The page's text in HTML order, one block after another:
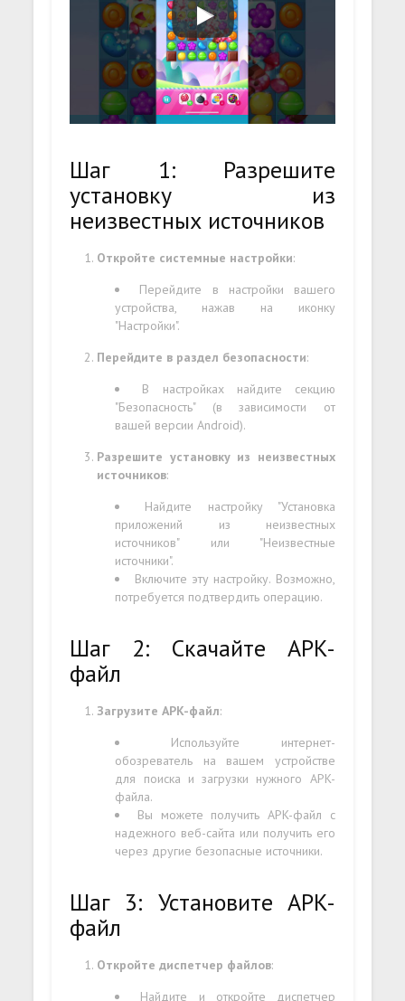
Шаг 1: Разрешите
установку из
неизвестных источников
Откройте системные настройки:
Перейдите в настройки вашего
устройства, нажав на иконку
"Настройки".
Перейдите в раздел безопасности:
В настройках найдите секцию
"Безопасность" (в зависимости от
вашей версии Android).
Разрешите установку из неизвестных
источников:
Найдите настройку "Установка
приложений из неизвестных
источников" или "Неизвестные
источники".
Включите эту настройку. Возможно,
потребуется подтвердить операцию.
Шаг 2: Скачайте APK-
файл
Загрузите APK-файл:
Используйте интернет-
обозреватель на вашем устройстве
для поиска и загрузки нужного APK-
файла.
Вы можете получить APK-файл с
надежного веб-сайта или получить его
через другие безопасные источники.
Шаг 3: Установите APK-
файл
Откройте диспетчер файлов:
Найдите и откройте диспетчер